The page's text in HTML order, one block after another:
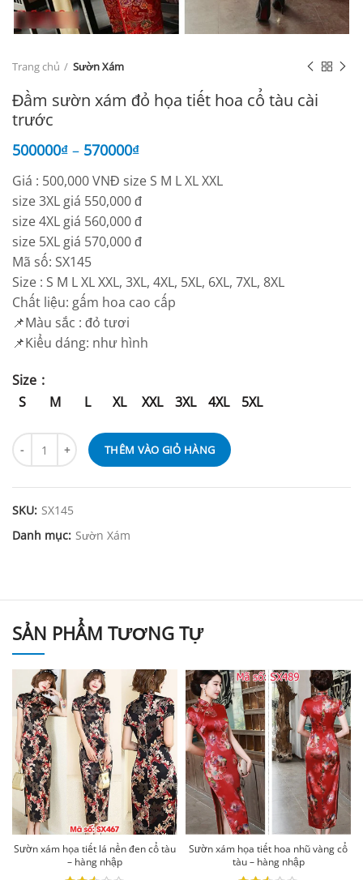
Trang chủ Sườn Xám
Đầm sườn xám đỏ họa tiết hoa cổ tàu cài
trước
500000₫ – 570000₫
Giá : 500,000 VNĐ size S M L XL XXL
size 3XL giá 550,000 đ
size 4XL giá 560,000 đ
size 5XL giá 570,000 đ
Mã số: SX145
Size : S M L XL XXL, 3XL, 4XL, 5XL, 6XL, 7XL, 8XL
Chất liệu: gấm hoa cao cấp
📌Màu sắc : đỏ tươi
📌Kiểu dáng: như hình
Size
S
M L XL XXL 3XL 4XL 5XL
THÊM VÀO GIỎ HÀNG
SKU: SX145
Danh mục: Sườn Xám
SẢN PHẨM TƯƠNG TỰ
Sườn xám họa tiết lá nền đen cổ tàu
– hàng nhập
Sườn xám họa tiết hoa nhũ vàng cổ
tàu – hàng nhập